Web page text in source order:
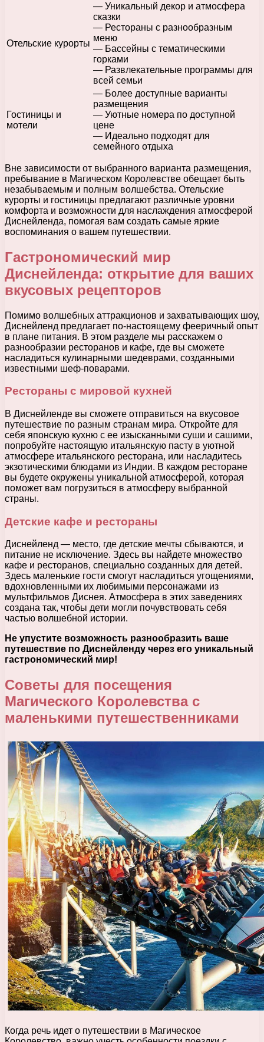
Отельские курорты
— Уникальный декор и атмосфера
сказки
— Рестораны с разнообразным
меню
— Бассейны с тематическими
горками
— Развлекательные программы для
всей семьи
Гостиницы и
мотели
— Более доступные варианты
размещения
— Уютные номера по доступной
цене
— Идеально подходят для
семейного отдыха
Вне зависимости от выбранного варианта размещения,
пребывание в Магическом Королевстве обещает быть
незабываемым и полным волшебства. Отельские
курорты и гостиницы предлагают различные уровни
комфорта и возможности для наслаждения атмосферой
Диснейленда, помогая вам создать самые яркие
воспоминания о вашем путешествии.
Гастрономический мир
Диснейленда: открытие для ваших
вкусовых рецепторов
Помимо волшебных аттракционов и захватывающих шоу,
Диснейленд предлагает по-настоящему фееричный опыт
в плане питания. В этом разделе мы расскажем о
разнообразии ресторанов и кафе, где вы сможете
насладиться кулинарными шедеврами, созданными
известными шеф-поварами.
Рестораны с мировой кухней
В Диснейленде вы сможете отправиться на вкусовое
путешествие по разным странам мира. Откройте для
себя японскую кухню с ее изысканными суши и сашими,
попробуйте настоящую итальянскую пасту в уютной
атмосфере итальянского ресторана, или насладитесь
экзотическими блюдами из Индии. В каждом ресторане
вы будете окружены уникальной атмосферой, которая
поможет вам погрузиться в атмосферу выбранной
страны.
Детские кафе и рестораны
Диснейленд — место, где детские мечты сбываются, и
питание не исключение. Здесь вы найдете множество
кафе и ресторанов, специально созданных для детей.
Здесь маленькие гости смогут насладиться угощениями,
вдохновленными их любимыми персонажами из
мультфильмов Диснея. Атмосфера в этих заведениях
создана так, чтобы дети могли почувствовать себя
частью волшебной истории.
Не упустите возможность разнообразить ваше
путешествие по Диснейленду через его уникальный
гастрономический мир!
Советы для посещения
Магического Королевства с
маленькими путешественниками
Когда речь идет о путешествии в Магическое